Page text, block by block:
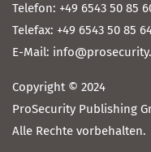
Telefon: +49 6543 50 85
Telefax: +49 6543 50 85
E-Mail:
Copyright © 2024
ProSecurity Publishing
Alle Rechte vorbehalten.